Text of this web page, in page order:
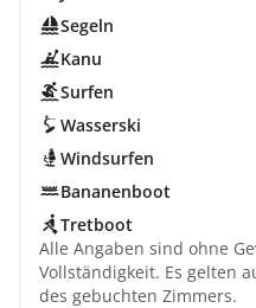
Segeln
Kanu
Surfen
Wasserski
Windsurfen
Bananenboot
Tretboot
Alle Angaben sind ohne
Vollständigkeit. Es gelten
des gebuchten Zimmers.